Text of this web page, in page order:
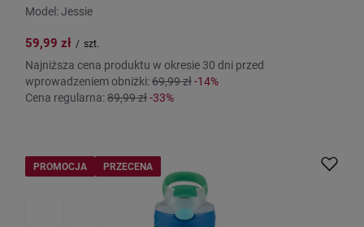
Model: Jessie
59,99 zł / szt.
Najniższa cena produktu w okresie 30 dni przed
wprowadzeniem obniżki:69,99 zł-14%
Cena regularna:89,99 zł-33%
PROMOCJA PRZECENA